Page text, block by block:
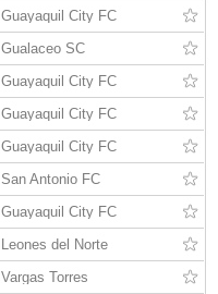
Guayaquil City FC
Gualaceo SC
Guayaquil City FC
Guayaquil City FC
Guayaquil City FC
San Antonio FC
Guayaquil City FC
Leones del Norte
Vargas Torres